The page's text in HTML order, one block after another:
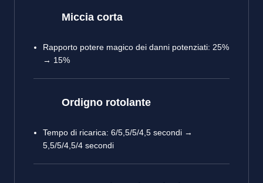
Miccia corta
Rapporto potere magico dei danni potenziati: 25%
→ 15%
Ordigno rotolante
Tempo di ricarica: 6/5,5/5/4,5 secondi →
5,5/5/4,5/4 secondi